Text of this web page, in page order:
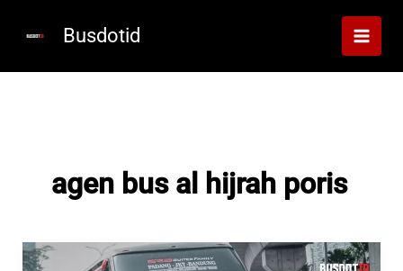
Busdotid
agen bus al hijrah poris